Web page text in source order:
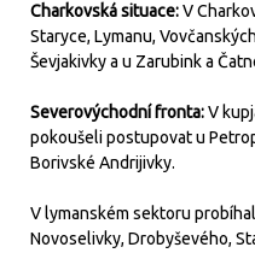
Charkovská situace:V
Staryce, Lymanu,
Ševjakivky a u Zarubink a
Severovýchodní fronta:V
pokoušeli postupovat u
Borivské Andrijivky.
V lymanském sektoru
Novoselivky, Drobyševého,